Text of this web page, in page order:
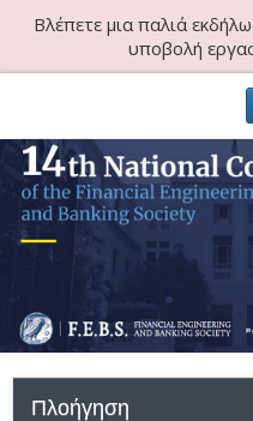
Βλέπετε μια παλιά
υποβολή
Πλοήγηση